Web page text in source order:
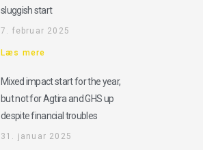
sluggish start
7. februar 2025
Læs mere
Mixed impact start for the year,
but not for Agtira and GHS up
despite financial troubles
31. januar 2025